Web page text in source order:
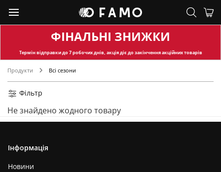
ФІНАЛЬНІ ЗНИЖКИ
Термін відправкидо 7 робочих днів, акція діє до закінчення акційних товарів
Продукти Всі сезони
Фільтр
Не знайдено жодного товару
Інформація
Новини